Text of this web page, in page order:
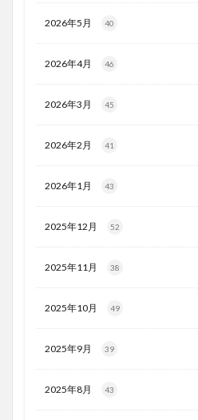
2026年5月 40
2026年4月 46
2026年3月 45
2026年2月 41
2026年1月 43
2025年12月 52
2025年11月 38
2025年10月 49
2025年9月 39
2025年8月 43